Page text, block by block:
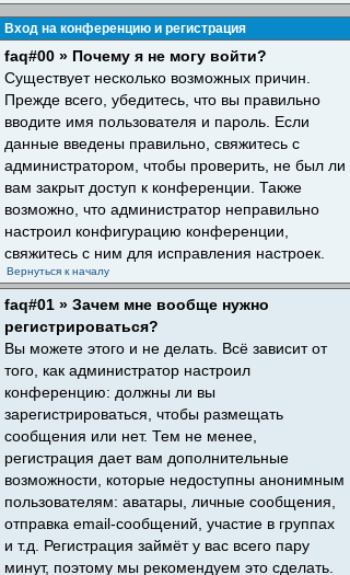
Вход на конференцию и регистрация
faq#00 » Почему я не могу войти?
Существует несколько возможных причин.
Прежде всего, убедитесь, что вы правильно
вводите имя пользователя и пароль. Если
данные введены правильно, свяжитесь с
администратором, чтобы проверить, не был ли
вам закрыт доступ к конференции. Также
возможно, что администратор неправильно
настроил конфигурацию конференции,
свяжитесь с ним для исправления настроек.
Вернуться к началу
faq#01 » Зачем мне вообще нужно
регистрироваться?
Вы можете этого и не делать. Всё зависит от
того, как администратор настроил
конференцию: должны ли вы
зарегистрироваться, чтобы размещать
сообщения или нет. Тем не менее,
регистрация дает вам дополнительные
возможности, которые недоступны анонимным
пользователям: аватары, личные сообщения,
отправка email-сообщений, участие в группах
и т.д. Регистрация займёт у вас всего пару
минут, поэтому мы рекомендуем это сделать.